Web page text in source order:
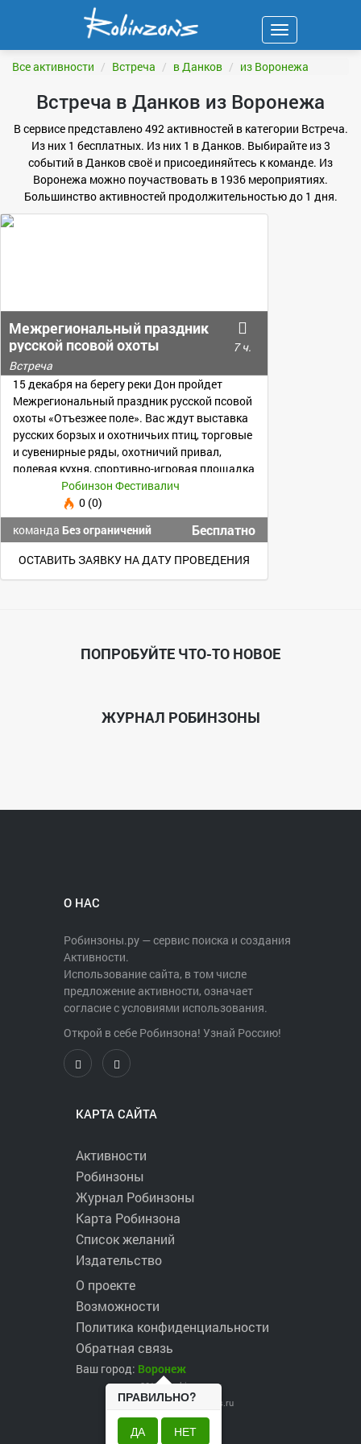
Навигация
Все активности Встреча в Данков из Воронежа
Встреча в Данков из Воронежа
В сервисе представлено 492 активностей в категории Встреча.
Из них 1 бесплатных. Из них 1 в Данков. Выбирайте из 3
событий в Данков своё и присоединяйтесь к команде. Из
Воронежа можно поучаствовать в 1936 мероприятиях.
Большинство активностей продолжительностью до 1 дня.
Межрегиональный праздник
русской псовой охоты
«Отъезжее поле»
7 ч.
Встреча
15 декабря на берегу реки Дон пройдет
Межрегиональный праздник русской псовой
охоты «Отъезжее поле». Вас ждут выставка
русских борзых и охотничьих птиц, торговые
и сувенирные ряды, охотничий привал,
полевая кухня, спортивно-игровая площадка
Робинзон Фестивалич
0 (0)
команда Без ограничений Бесплатно
ОСТАВИТЬ ЗАЯВКУ НА ДАТУ ПРОВЕДЕНИЯ
ПОПРОБУЙТЕ ЧТО-ТО НОВОЕ
ЖУРНАЛ РОБИНЗОНЫ
О НАС
Робинзоны.ру — сервис поиска и создания
Активности.
Использование сайта, в том числе
предложение активности, означает
согласие с условиями использования.
Открой в себе Робинзона! Узнай Россию!
КАРТА САЙТА
Активности
Робинзоны
Журнал Робинзоны
Карта Робинзона
Список желаний
Издательство
О проекте
Возможности
Политика конфиденциальности
Обратная связь
Ваш город: Воронеж
ПРАВИЛЬНО?
ДА НЕТ
2017 ©robinzons.ru
robinzons@robinzons.ru